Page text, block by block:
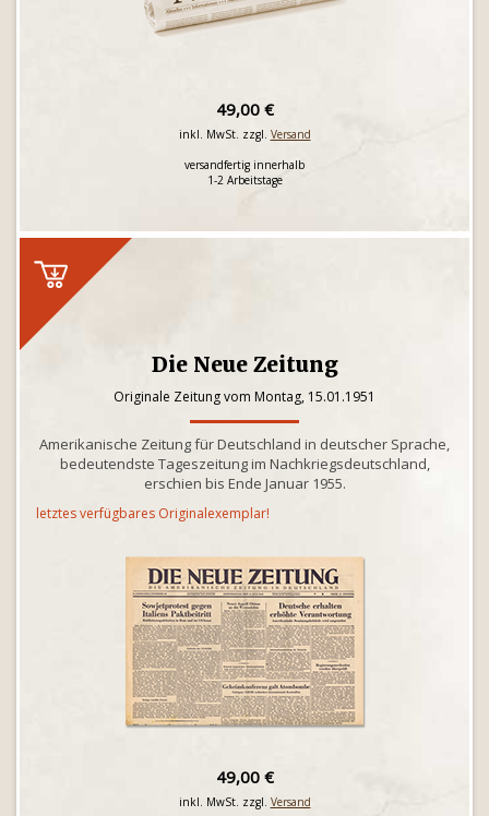
49,00 €
inkl. MwSt. zzgl. Versand
versandfertig innerhalb
1-2 Arbeitstage
Die Neue Zeitung
Originale Zeitung vom Montag, 15.01.1951
Amerikanische Zeitung für Deutschland in deutscher Sprache,
bedeutendste Tageszeitung im Nachkriegsdeutschland,
erschien bis Ende Januar 1955.
letztes verfügbares Originalexemplar!
49,00 €
inkl. MwSt. zzgl. Versand